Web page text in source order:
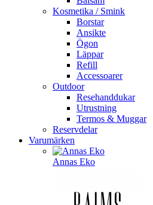
Kosmetika / Smink
Borstar
Ansikte
Ögon
Läppar
Refill
Accessoarer
Outdoor
Resehanddukar
Utrustning
Termos & Muggar
Reservdelar
Varumärken
Annas Eko